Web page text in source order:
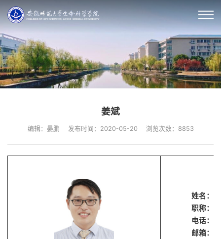
姜斌
编辑：晏鹏 发布时间：2020-05-20 浏览次数： 8853
姓名：
职称：
电话：
邮箱：